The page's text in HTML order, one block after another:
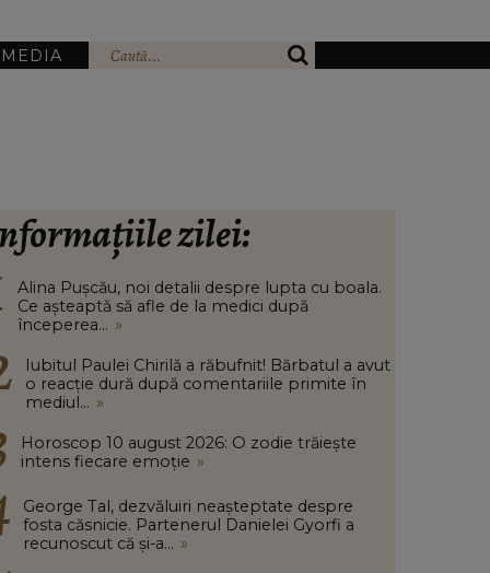
zilei:
Alina Pușcău, noi detalii despre lupta cu boala.
Ce așteaptă să afle de la medici după
începerea... »
Iubitul Paulei Chirilă a răbufnit! Bărbatul a avut
o reacție dură după comentariile primite în
mediul... »
Horoscop 10 august 2026: O zodie trăiește
intens fiecare emoție »
George Tal, dezvăluiri neașteptate despre
fosta căsnicie. Partenerul Danielei Gyorfi a
recunoscut că și-a... »